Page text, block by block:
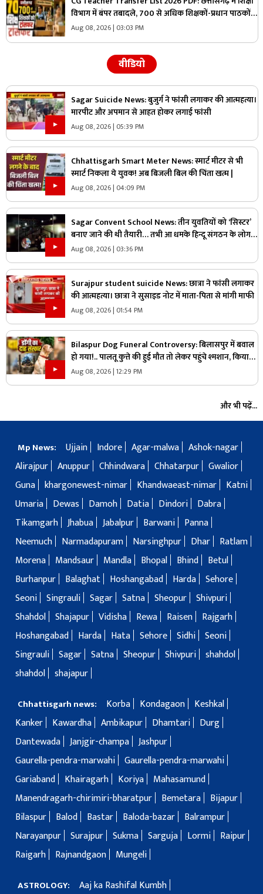
विभाग में बंपर तबादले, 700 से अधिक शिक्षकों-प्रधान पाठकों
का ट्रांसफर लिस्ट जारी, देखिए पूरी सूची
Aug 08, 2026 | 03:03 PM
वीडियो
Sagar Suicide News: बुजुर्ग ने फांसी लगाकर की आत्महत्या।
मारपीट और अपमान से आहत होकर लगाई फांसी
Aug 08, 2026 | 05:39 PM
Chhattisgarh Smart Meter News: स्मार्ट मीटर से भी
स्मार्ट निकला ये युवक! अब बिजली बिल की चिंता खत्म |
Aug 08, 2026 | 04:09 PM
Sagar Convent School News: तीन युवतियों को ‘सिस्टर’
बनाए जाने की थी तैयारी… तभी आ धमके हिन्दू संगठन के लोग
और पुलिस, स्कूल में मचा बवाल
Aug 08, 2026 | 03:36 PM
Surajpur student suicide News: छात्रा ने फांसी लगाकर
की आत्महत्या। छात्रा ने सुसाइड नोट में माता-पिता से मांगी माफी
Aug 08, 2026 | 01:54 PM
Bilaspur Dog Funeral Controversy: बिलासपुर में बवाल
हो गया!.. पालतू कुत्ते की हुई मौत तो लेकर पहुंचे श्मशान, किया
दाह संस्कार तो शुरू हो गया हंगामा
Aug 08, 2026 | 12:29 PM
और भी पढ़ें...
Mp News: Ujjain Indore Agar-malwa Ashok-nagar
Alirajpur Anuppur Chhindwara Chhatarpur Gwalior
Guna khargonewest-nimar Khandwaeast-nimar
Katni
Umaria
Dewas Damoh Datia Dindori
Dabra
Tikamgarh Jhabua Jabalpur Barwani
Panna
Neemuch
Narmadapuram Narsinghpur Dhar
Ratlam
Morena
Mandsaur Mandla Bhopal Bhind
Betul
Burhanpur
Balaghat Hoshangabad Harda Sehore
Seoni Singrauli Sagar Satna Sheopur Shivpuri
Shahdol Shajapur Vidisha Rewa Raisen
Rajgarh
Hoshangabad
Harda Hata Sehore Sidhi Seoni
Singrauli Sagar Satna Sheopur Shivpuri shahdol
shahdol shajapur
Chhattisgarh news: Korba Kondagaon
Keshkal
Kanker
Kawardha Ambikapur Dhamtari
Durg
Dantewada Janjgir-champa Jashpur
Gaurella-pendra-marwahi Gaurella-pendra-marwahi
Gariaband
Khairagarh Koriya
Mahasamund
Manendragarh-chirimiri-bharatpur
Bemetara
Bijapur
Bilaspur
Balod Bastar Baloda-bazar
Balrampur
Narayanpur Surajpur Sukma Sarguja Lormi
Raipur
Raigarh
Rajnandgaon Mungeli
ASTROLOGY:
Aaj ka Rashifal Kumbh